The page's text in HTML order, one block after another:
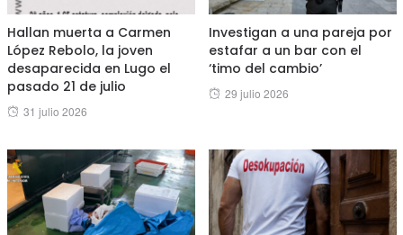
Hallan muerta a Carmen
López Rebolo, la joven
desaparecida en Lugo el
pasado 21 de julio
Posted
31 julio 2026
Investigan a una pareja por
estafar a un bar con el
‘timo del cambio’
Posted
29 julio 2026